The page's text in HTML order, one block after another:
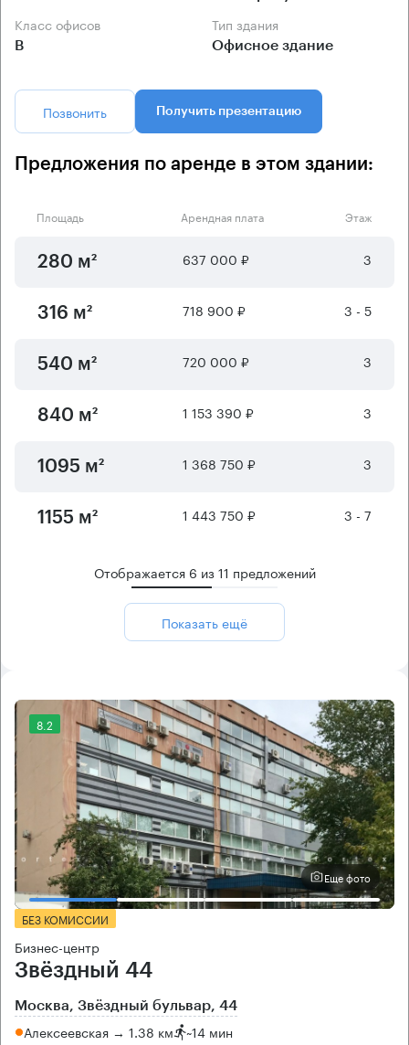
Класс офисов
B
Тип здания
Офисное здание
Позвонить Получить презентацию
Предложения по аренде в этом здании:
Площадь Арендная плата Этаж
280 м² 637 000 ₽ 3
316 м² 718 900 ₽ 3 - 5
540 м² 720 000 ₽ 3
840 м² 1 153 390 ₽ 3
1095 м² 1 368 750 ₽ 3
1155 м² 1 443 750 ₽ 3 - 7
Отображается 6 из11 предложений
Показать ещё
8.2
Еще фото
БЕЗ КОМИССИИ
Бизнес-центр
Звёздный 44
Москва, Звёздный бульвар, 44
Алексеевская → 1.38 км ~14 мин